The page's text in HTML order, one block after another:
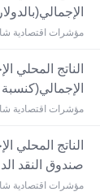
مؤشرات اقتصادية شاملة،
الناتج المحلي
مؤشرات اقتصادية شاملة،
الناتج المحلي
صندوق النقد
مؤشرات اقتصادية شاملة،